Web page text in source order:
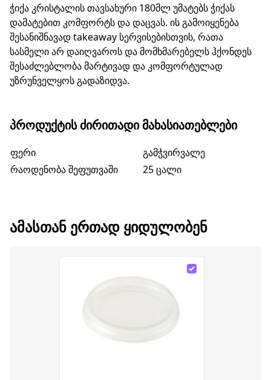
ჭიქა კრისტალის თავსახური 180მლ უმატებს ჭიქას
დამატებით კომფორტს და დაცვას. ის გამოიყენება
შესანიშნავად takeaway სერვისებისთვის, რათა
სასმელი არ დაიღვაროს და მომხმარებელს ჰქონდეს
შესაძლებლობა მარტივად და კომფორტულად
უზრუნველყოს გადაზიდვა.
ᲞᲠᲝᲓᲣᲥᲢᲘᲡ ᲫᲘᲠᲘᲗᲐᲓᲘ ᲛᲐᲮᲐᲡᲘᲐᲗᲔᲑᲚᲔᲑᲘ
ფერი
გამჭვირვალე
რაოდენობა შეფუთვაში
25 ცალი
ᲐᲛᲐᲡᲗᲐᲜ ᲔᲠᲗᲐᲓ ᲧᲘᲓᲣᲚᲝᲑᲔᲜ